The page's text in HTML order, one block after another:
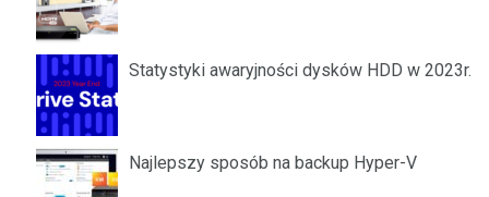
Statystyki awaryjności dysków HDD w 2023r.
Najlepszy sposób na backup Hyper-V